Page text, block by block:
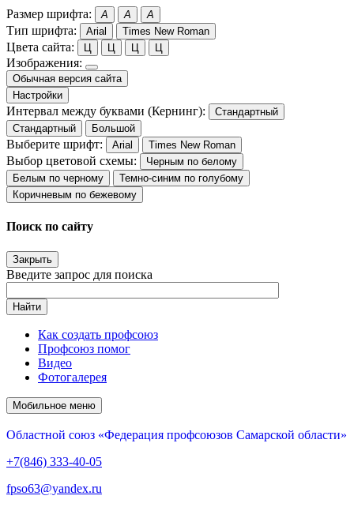
Размер шрифта: A A A
Тип шрифта: Arial Times New Roman
Цвета сайта: Ц Ц Ц Ц
Изображения:
Обычная версия сайта
Настройки
Интервал между буквами (Кернинг):
Стандартный
Стандартный
Большой
Выберите шрифт: Arial Times New Roman
Выбор цветовой схемы:
Черным по белому
Белым по черному
Темно-синим по голубому
Коричневым по бежевому
Поиск по сайту
Закрыть
Введите запрос для поиска
Найти
Как создать профсоюз
Профсоюз помог
Видео
Фотогалерея
Мобильное меню
Областной союз «Федерация профсоюзов Самарской области»
+7(846) 333-40-05
fpso63@yandex.ru